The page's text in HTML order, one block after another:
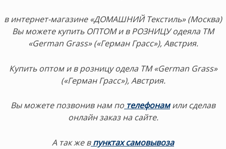
в интернет-магазине «ДОМАШНИЙ Текстиль» (Москва)
Вы можете купить ОПТОМ и в РОЗНИЦУ одеяла ТМ
«German Grass» («Герман Грасс»), Австрия.
Купить оптом и в розницу одела ТМ «German Grass»
(«Герман Грасс»), Австрия.
Вы можете позвонив нам по телефонамили сделав
онлайн заказ на сайте.
А так же в пунктах самовывоза